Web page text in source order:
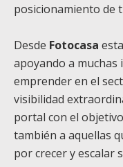
posicionamiento de
Desde Fotocasa
apoyando a muchas
emprender en el
visibilidad
portal con el
también a aquellas
por crecer y escalar